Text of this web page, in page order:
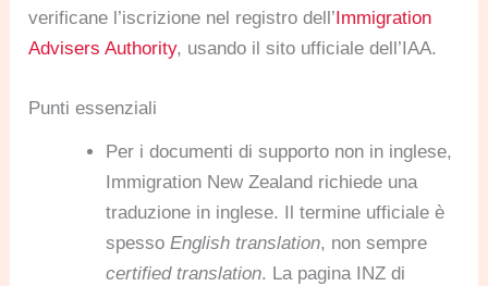
verificane l’iscrizione nel registro dell’ Immigration
Advisers Authority, usando il sito ufficiale dell’IAA.
Punti essenziali
Per i documenti di supporto non in inglese,
Immigration New Zealand richiede una
traduzione in inglese. Il termine ufficiale è
spessoEnglish translation, non sempre
certified translation. La pagina INZ di